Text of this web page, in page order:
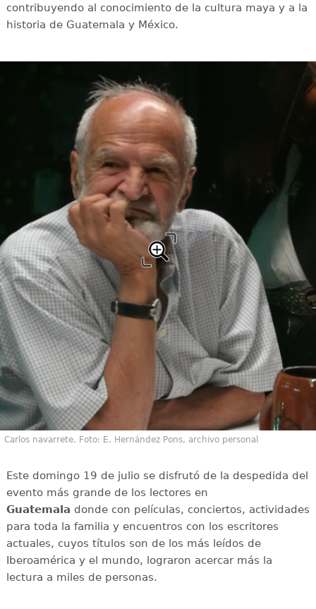
contribuyendo al conocimiento de la cultura maya y a la
historia de Guatemala y México.
Carlos navarrete. Foto: E. Hernández Pons, archivo personal
Este domingo 19 de julio se disfrutó de la despedida del
evento más grande de los lectores en
Guatemala donde con películas, conciertos, actividades
para toda la familia y encuentros con los escritores
actuales, cuyos títulos son de los más leídos de
Iberoamérica y el mundo, lograron acercar más la
lectura a miles de personas.